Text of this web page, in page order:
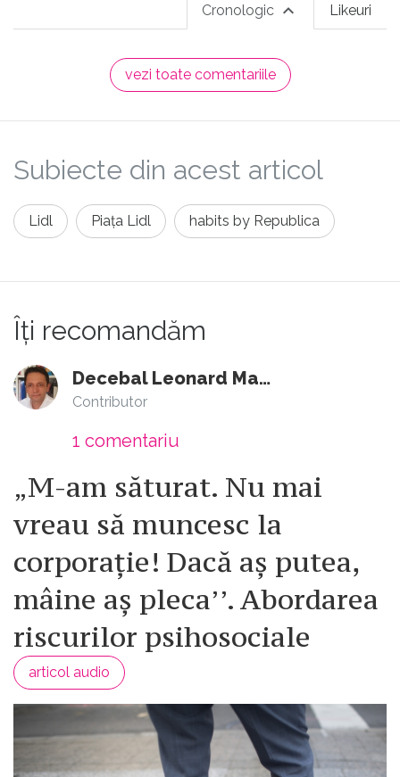
Likeuri
Cronologic
vezi toate comentariile
Subiecte din acest articol
Lidl Piața Lidl habits by Republica
Îți recomandăm
Decebal Leonard Marin
Contributor
1 comentariu
„M-am săturat. Nu mai
vreau să muncesc la
corporație! Dacă aș putea,
mâine aș pleca’’. Abordarea
riscurilor psihosociale
articol audio